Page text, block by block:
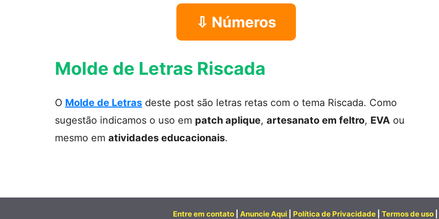
⇩ Números
Molde de Letras Riscada
O Molde de Letras deste post são letras retas com o tema Riscada. Como
sugestão indicamos o uso em patch aplique, artesanato em feltro, EVA ou
mesmo em atividades educacionais.
Entre em contato| Anuncie Aqui| Política de Privacidade| Termos de uso|